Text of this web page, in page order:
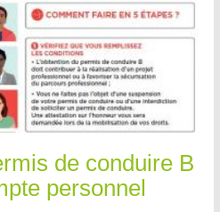
de conduire B
personnel